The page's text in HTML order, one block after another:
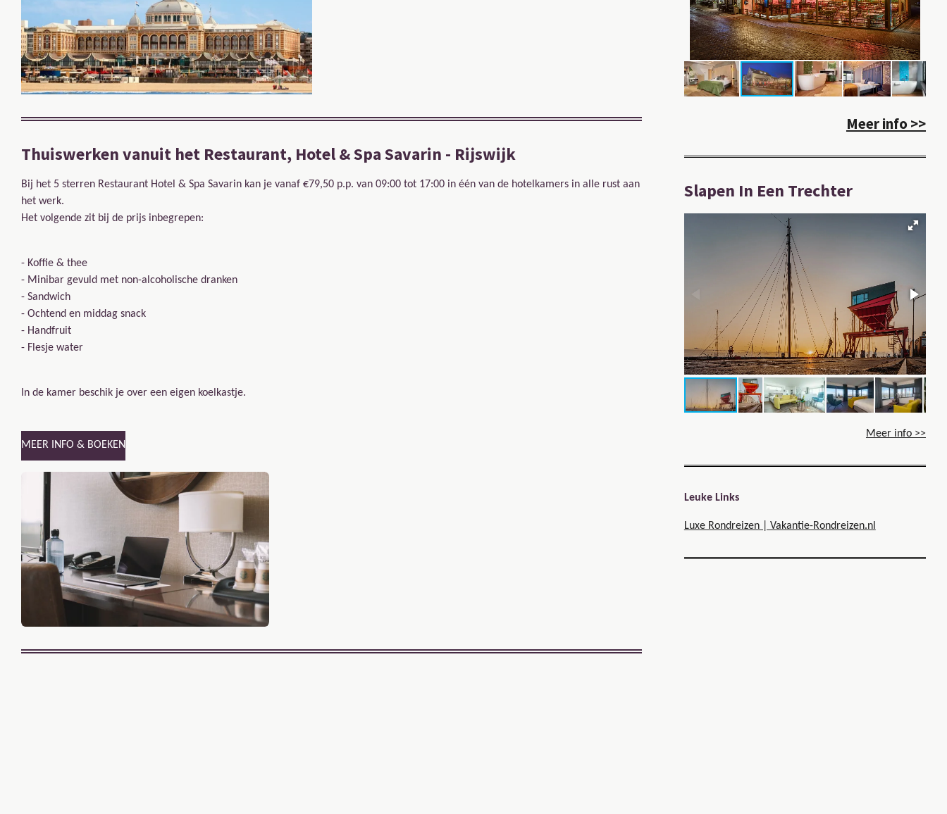
Thuiswerken vanuit het Restaurant, Hotel & Spa Savarin - Rijswijk
Bij het 5 sterren Restaurant Hotel & Spa Savarin kan je vanaf €79,50 p.p. van 09:00 tot 17:00 in één van de hotelkamers in alle rust aan
het werk.
Het volgende zit bij de prijs inbegrepen:
- Koffie & thee
- Minibar gevuld met non-alcoholische dranken
- Sandwich
- Ochtend en middag snack
- Handfruit
- Flesje water
In de kamer beschik je over een eigen koelkastje.
MEER INFO & BOEKEN
Meer info >>
Slapen In Een Trechter
Meer info >>
Leuke Links
Luxe Rondreizen | Vakantie-Rondreizen.nl